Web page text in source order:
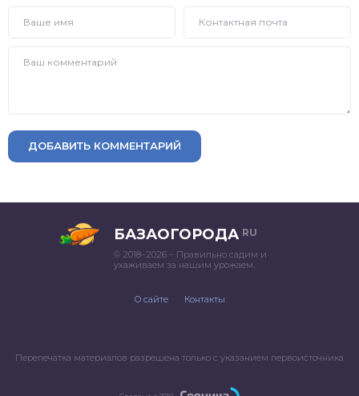
ДОБАВИТЬ КОММЕНТАРИЙ
БАЗАОГОРОДА RU
© 2018–2026 – Правильно садим и
ухаживаем за нашим урожаем.
О сайте Контакты
Перепечатка материалов разрешена только с указанием первоисточника